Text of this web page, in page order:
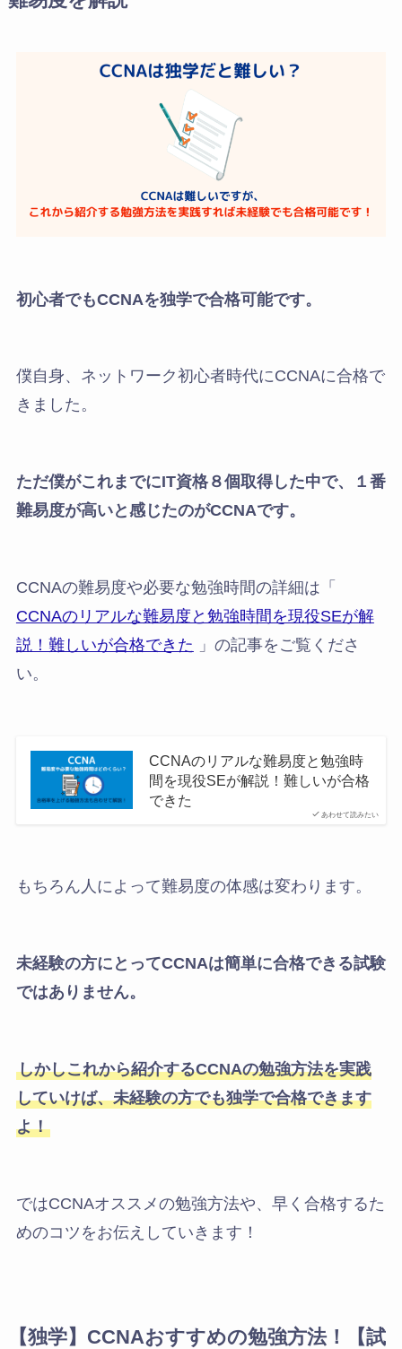
初心者でもCCNAを独学で合格可能です。
僕自身、ネットワーク初心者時代にCCNAに合格で
きました。
ただ僕がこれまでにIT資格８個取得した中で、１番
難易度が高いと感じたのがCCNAです。
CCNAの難易度や必要な勉強時間の詳細は「
CCNAのリアルな難易度と勉強時間を現役SEが解
説！難しいが合格できた 」の記事をご覧くださ
い。
あわせて読みたい
CCNAのリアルな難易度と勉強時
間を現役SEが解説！難しいが合格
できた
もちろん人によって難易度の体感は変わります。
未経験の方にとってCCNAは簡単に合格できる試験
ではありません。
しかしこれから紹介するCCNAの勉強方法を実践
していけば、未経験の方でも独学で合格できます
よ！
ではCCNAオススメの勉強方法や、早く合格するた
めのコツをお伝えしていきます！
【独学】CCNAおすすめの勉強方法！【試